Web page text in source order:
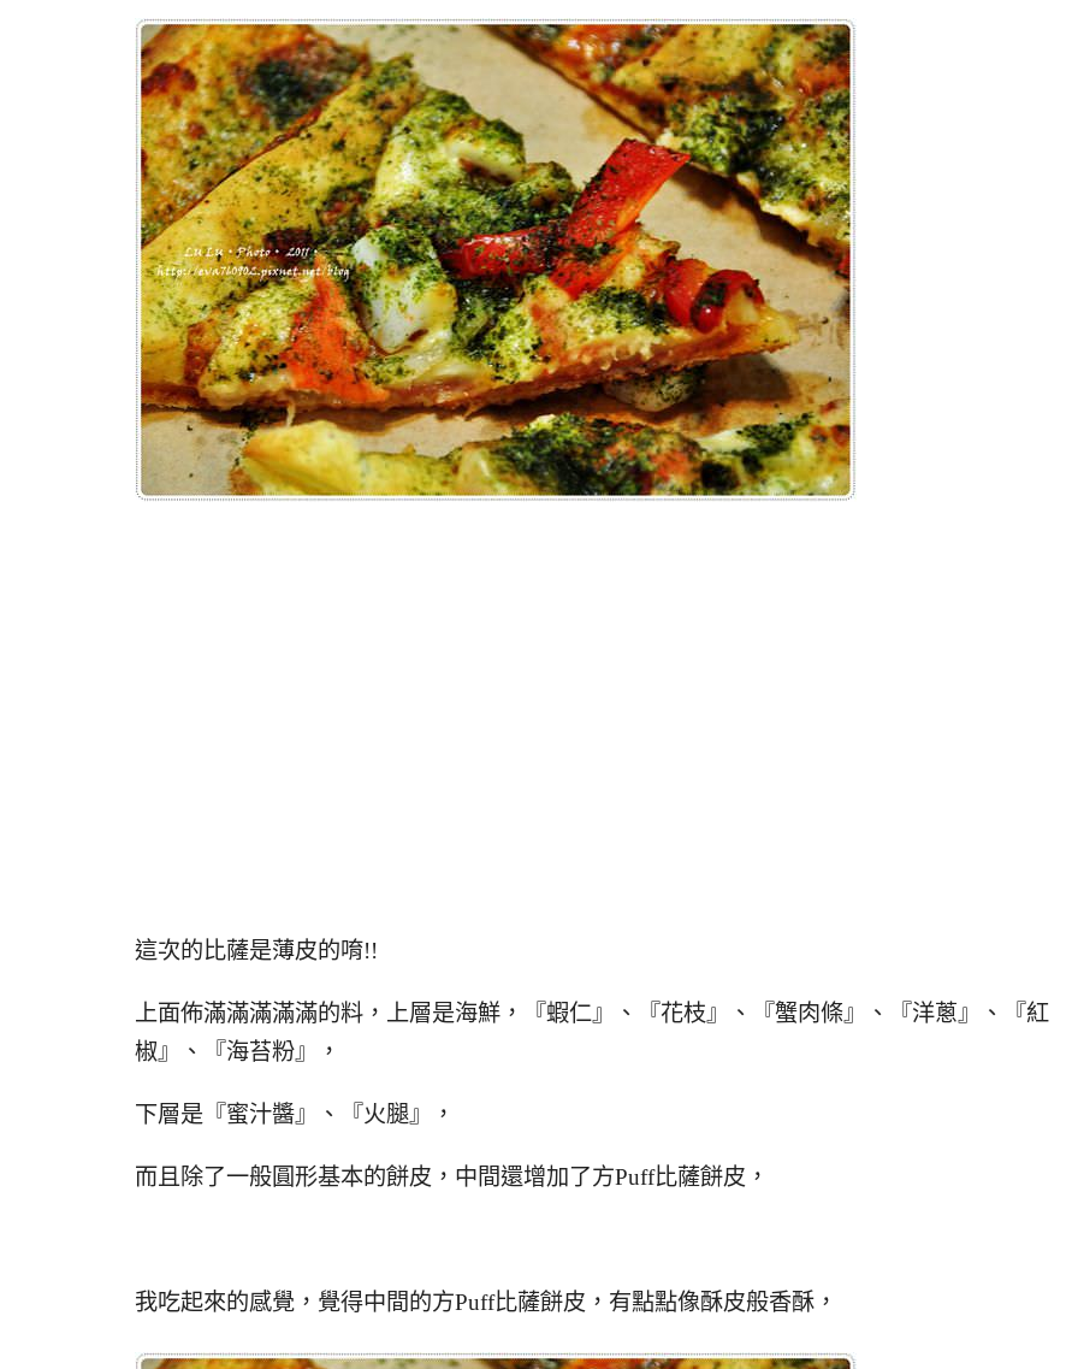
這次的比薩是薄皮的唷!!
上面佈滿滿滿滿滿的料，上層是海鮮，『蝦仁』、『花枝』、『蟹肉條』、『洋蔥』、『紅
椒』、『海苔粉』，
下層是『蜜汁醬』、『火腿』，
而且除了一般圓形基本的餅皮，中間還增加了方Puff比薩餅皮，
我吃起來的感覺，覺得中間的方Puff比薩餅皮，有點點像酥皮般香酥，